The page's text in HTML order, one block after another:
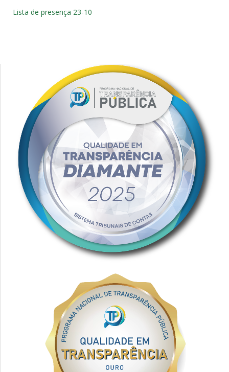
Lista de presença 23-10